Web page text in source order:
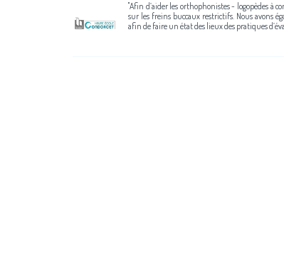
"Afin d’aider les orthophonistes - logopèdes à
sur les freins buccaux restrictifs. Nous avons
afin de faire un état des lieux des pratiques